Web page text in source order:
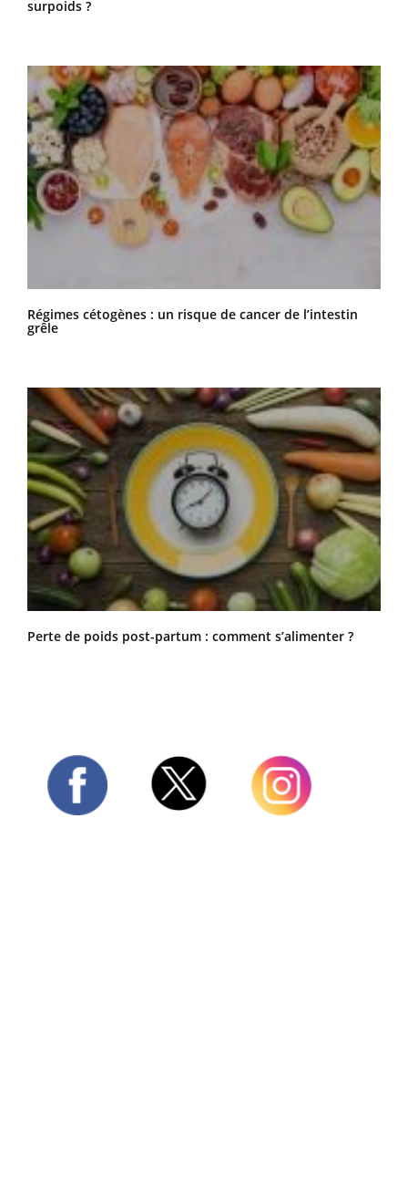
surpoids ?
Régimes cétogènes : un risque de cancer de l’intestin
grêle
Perte de poids post-partum : comment s’alimenter ?